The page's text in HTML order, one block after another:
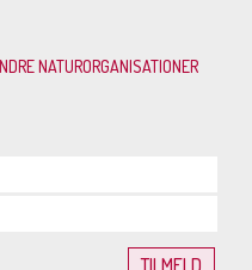
NATURORGANISATIONER